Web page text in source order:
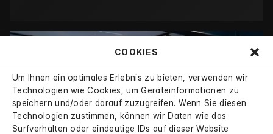
COOKIES
Um Ihnen ein optimales Erlebnis zu bieten, verwenden wir
Technologien wie Cookies, um Geräteinformationen zu
speichern und/oder darauf zuzugreifen. Wenn Sie diesen
Technologien zustimmen, können wir Daten wie das
Surfverhalten oder eindeutige IDs auf dieser Website